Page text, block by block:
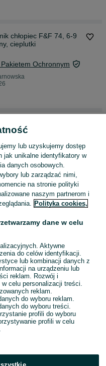
chłopiec F&F 74, 6-9
cieplutki
Pakietem Ochronnym
zieleń na zatrzaski
Pakietem Ochronnym
melanż guziki
Szary
lub uzyskujemy dostęp
jak unikalne identyfikatory w
danych osobowych.
lub zarządzać nimi,
na stronie polityki
naszym partnerom i
Polityka cookies,
dane w celu
Aktywne
do celów identyfikacji.
lub kombinacji danych z
na urządzeniu lub
reklam. Rozwój i
w celu personalizacji treści.
reklam.
do wyboru reklam.
do wyboru treści.
profili do wyboru
profili w celu